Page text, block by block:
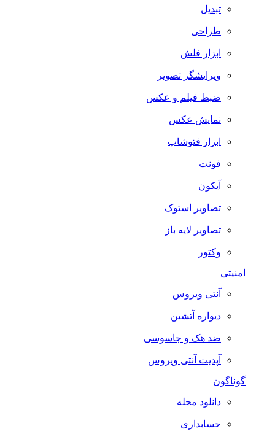
تبدیل
طراحی
ابزار فلش
ویرایشگر تصویر
ضبط فيلم و عكس
نمایش عکس
ابزار فتوشاپ
فونت
آیکون
تصاویر استوک
تصاویر لایه باز
وکتور
امنیتی
آنتی ویروس
دیواره آتشین
ضد هک و جاسوسی
آپدیت آنتی ویروس
گوناگون
دانلود مجله
حسابداری